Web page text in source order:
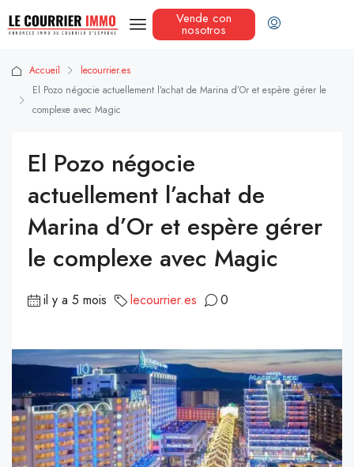
Vende con
nosotros
Accueil
lecourrier.es
El Pozo négocie actuellement l’achat de Marina d’Or et espère gérer le
complexe avec Magic
El Pozo négocie
actuellement l’achat de
Marina d’Or et espère gérer
le complexe avec Magic
il y a 5 mois lecourrier.es 0